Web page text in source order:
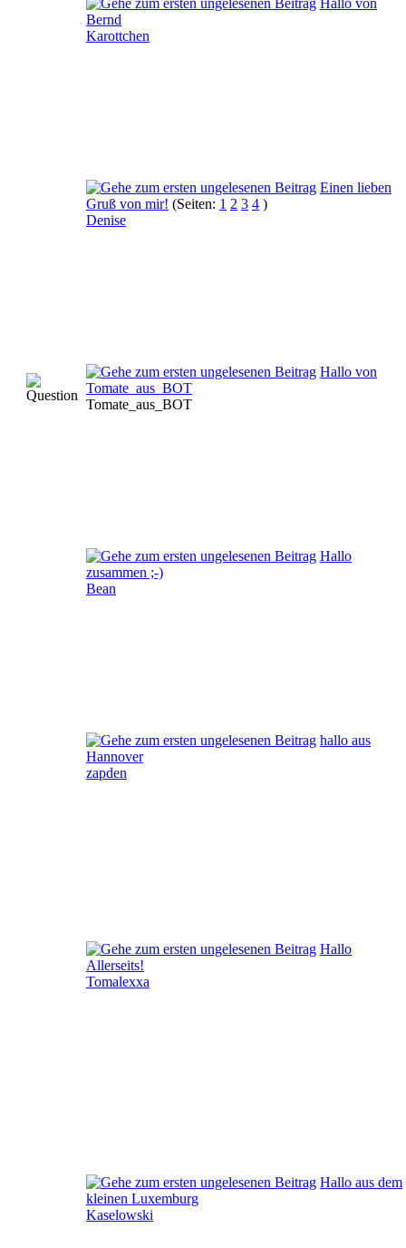
Bernd
Karottchen
Einen lieben
Gruß von mir! (Seiten: 1 2 3 4 )
Denise
Hallo von
Tomate_aus_BOT
Tomate_aus_BOT
Hallo
zusammen ;-)
Bean
hallo aus
Hannover
zapden
Hallo
Allerseits!
Tomalexxa
Hallo aus dem
kleinen Luxemburg
Kaselowski